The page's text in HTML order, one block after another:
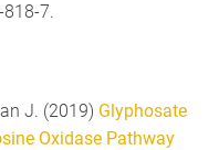
7.
J. (2019) Glyphosate
Oxidase Pathway